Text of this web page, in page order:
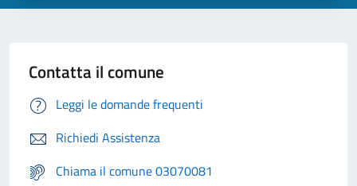
Contatta il comune
Leggi le domande frequenti
Richiedi Assistenza
Chiama il comune 03070081